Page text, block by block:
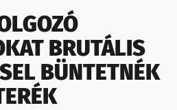
BRUTÁLIS
BÜNTETNÉK